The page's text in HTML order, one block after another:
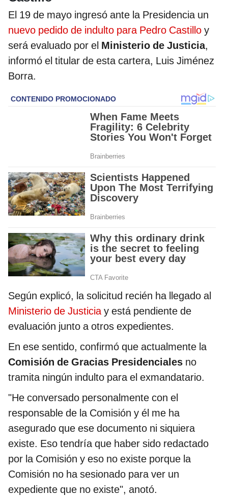
El 19 de mayo ingresó ante la Presidencia un
nuevo pedido de indulto para Pedro Castillo y
será evaluado por el Ministerio de Justicia,
informó el titular de esta cartera, Luis Jiménez
Borra.
Según explicó, la solicitud recién ha llegado al
Ministerio de Justiciay está pendiente de
evaluación junto a otros expedientes.
En ese sentido, confirmó que actualmente la
Comisión de Gracias Presidenciales no
tramita ningún indulto para el exmandatario.
"He conversado personalmente con el
responsable de la Comisión y él me ha
asegurado que ese documento ni siquiera
existe. Eso tendría que haber sido redactado
por la Comisión y eso no existe porque la
Comisión no ha sesionado para ver un
expediente que no existe", anotó.